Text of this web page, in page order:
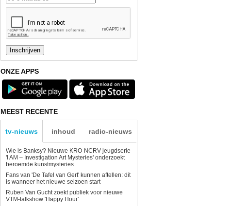
ONZE APPS
MEEST RECENTE
tv-nieuws inhoud radio-nieuws
Wie is Banksy? Nieuwe KRO-NCRV-jeugdserie
'I AM – Investigation Art Mysteries' onderzoekt
beroemde kunstmysteries
Fans van 'De Tafel van Gert' kunnen aftellen: dit
is wanneer het nieuwe seizoen start
Ruben Van Gucht zoekt publiek voor nieuwe
VTM-talkshow 'Happy Hour'